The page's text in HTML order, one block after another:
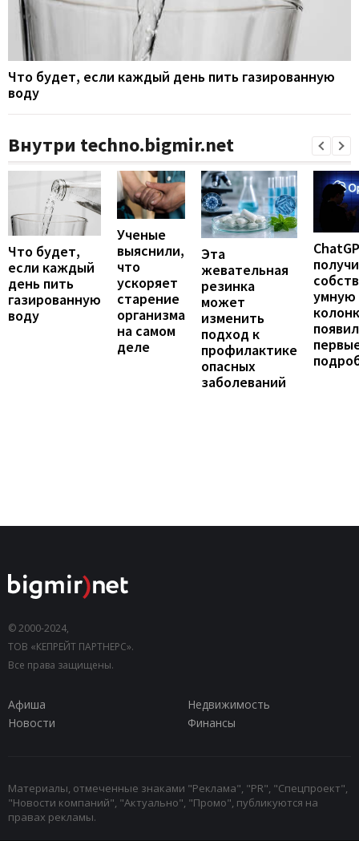
Что будет, если каждый день пить газированную
воду
Внутри techno.bigmir.net
Что будет,
если каждый
день пить
газированную
воду
Ученые
выяснили,
что
ускоряет
старение
организма
на самом
деле
Эта
жевательная
резинка
может
изменить
подход к
профилактике
опасных
заболеваний
умную
© 2000-2024,
ТОВ «КЕПРЕЙТ ПАРТНЕРС».
Все права защищены.
Афиша
Недвижимость
Новости
Финансы
Материалы, отмеченные знаками "Реклама", "PR", "Спецпроект",
"Новости компаний", "Актуально", "Промо", публикуются на
правах рекламы.